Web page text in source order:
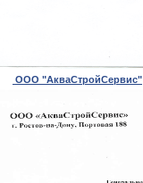
ООО "АкваСтройСервис"